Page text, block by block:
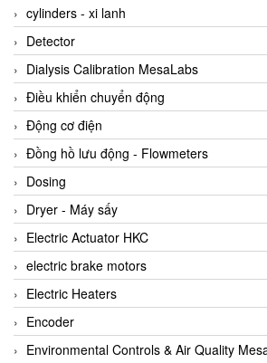
ALRE-IT Vietnam
Altech
Amarillo Gear
Ametek
AMPTRON Vietnam
AND Vietnam
ANDERSON-NEGELE
ANDILOG Technologies Vietnam
Anritsu
ANTEC S.A
Antico pumps
Anybus/ HMS
AOBEN
cylinders - xi lanh
Detector
Dialysis Calibration MesaLabs
Điều khiển chuyển động
Động cơ điện
Đồng hồ lưu động - Flowmeters
Dosing
Dryer - Máy sấy
Electric Actuator HKC
electric brake motors
Electric Heaters
Encoder
Environmental Controls & Air Quality